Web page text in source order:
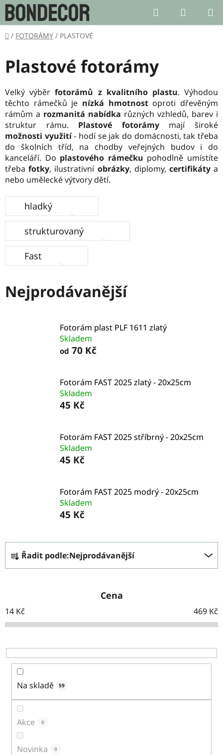
Přejít
na
obsah
Hledat
KOŠÍK
Domů
/ FOTORÁMY / PLASTOVÉ
Plastové fotorámy
Velký výběrfotorámů z kvalitního plastu. Výhodou
těchto rámečků je nízká hmotnostoproti dřevěným
rámům a rozmanitá nabídka různých vzhledů, barev i
struktur rámu. Plastové fotorámymají široké
možnosti využití- hodí se jak do domácnosti, tak třeba
do školních tříd, na chodby veřejných budov i do
kanceláří. Do plastového rámečku pohodlně umístíte
třebafotky, ilustrativní obrázky, diplomy, certifikátya
nebo umělecké výtvory dětí.
hladký
strukturovaný
Fast
Nejprodávanější
Fotorám plast PLF 1611 zlatý
Skladem
od 70 Kč
Fotorám FAST 2025 zlatý - 20x25cm
Skladem
45 Kč
Fotorám FAST 2025 stříbrný - 20x25cm
Skladem
45 Kč
Fotorám FAST 2025 modrý - 20x25cm
Skladem
45 Kč
Ř
a
n
í
p
r
d
Řadit podle:Nejprodávanější
Cena
14 Kč 469 Kč
Na skladě 59
Akce 0
Novinka 0